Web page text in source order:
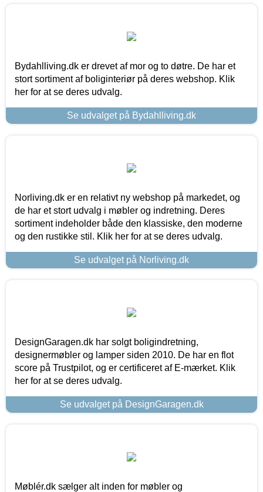
Bydahlliving.dk er drevet af mor og to døtre. De har et
stort sortiment af boliginteriør på deres webshop. Klik
her for at se deres udvalg.
Se udvalget på Bydahlliving.dk
Norliving.dk er en relativt ny webshop på markedet, og
de har et stort udvalg i møbler og indretning. Deres
sortiment indeholder både den klassiske, den moderne
og den rustikke stil. Klik her for at se deres udvalg.
Se udvalget på Norliving.dk
DesignGaragen.dk har solgt boligindretning,
designermøbler og lamper siden 2010. De har en flot
score på Trustpilot, og er certificeret af E-mærket. Klik
her for at se deres udvalg.
Se udvalget på DesignGaragen.dk
Møblér.dk sælger alt inden for møbler og